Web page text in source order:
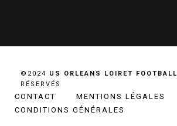
©2024 US ORLEANS LOIRET FOOTBALL
RÉSERVÉS
CONTACT
MENTIONS LÉGALES
CONDITIONS GÉNÉRALES